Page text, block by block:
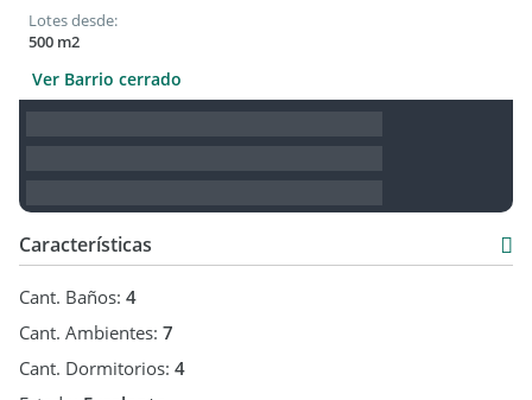
Lotes desde:
500 m2
Ver Barrio cerrado
Características
Cant. Baños: 4
Cant. Ambientes: 7
Cant. Dormitorios: 4